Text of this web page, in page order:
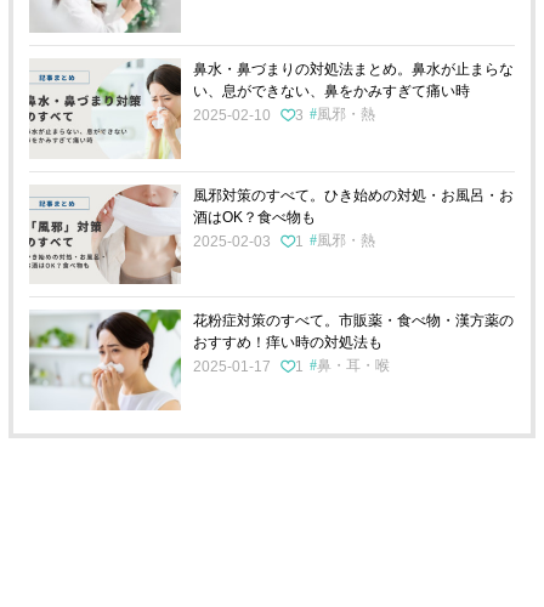
鼻水・鼻づまりの対処法まとめ。鼻水が止まらな
い、息ができない、鼻をかみすぎて痛い時
2025-02-10
3 風邪・熱
風邪対策のすべて。ひき始めの対処・お風呂・お
酒はOK？食べ物も
2025-02-03
1 風邪・熱
花粉症対策のすべて。市販薬・食べ物・漢方薬の
おすすめ！痒い時の対処法も
2025-01-17
1 鼻・耳・喉